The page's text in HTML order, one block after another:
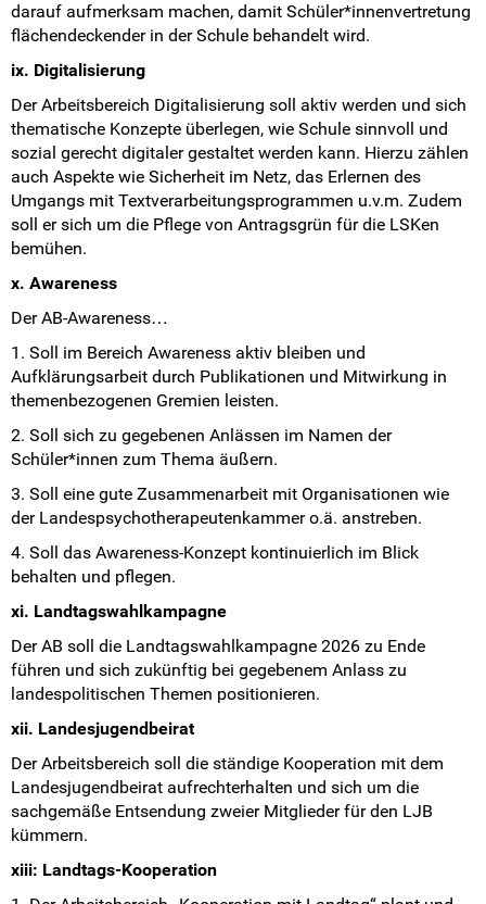
darauf aufmerksam machen, damit Schüler*innenvertretung
flächendeckender in der Schule behandelt wird.
ix. Digitalisierung
Der Arbeitsbereich Digitalisierung soll aktiv werden und sich
thematische Konzepte überlegen, wie Schule sinnvoll und
sozial gerecht digitaler gestaltet werden kann. Hierzu zählen
auch Aspekte wie Sicherheit im Netz, das Erlernen des
Umgangs mit Textverarbeitungsprogrammen u.v.m. Zudem
soll er sich um die Pflege von Antragsgrün für die LSKen
bemühen.
x. Awareness
Der AB-Awareness…
1. Soll im Bereich Awareness aktiv bleiben und
Aufklärungsarbeit durch Publikationen und Mitwirkung in
themenbezogenen Gremien leisten.
2. Soll sich zu gegebenen Anlässen im Namen der
Schüler*innen zum Thema äußern.
3. Soll eine gute Zusammenarbeit mit Organisationen wie
der Landespsychotherapeutenkammer o.ä. anstreben.
4. Soll das Awareness-Konzept kontinuierlich im Blick
behalten und pflegen.
xi. Landtagswahlkampagne
Der AB soll die Landtagswahlkampagne 2026 zu Ende
führen und sich zukünftig bei gegebenem Anlass zu
landespolitischen Themen positionieren.
xii. Landesjugendbeirat
Der Arbeitsbereich soll die ständige Kooperation mit dem
Landesjugendbeirat aufrechterhalten und sich um die
sachgemäße Entsendung zweier Mitglieder für den LJB
kümmern.
xiii: Landtags-Kooperation